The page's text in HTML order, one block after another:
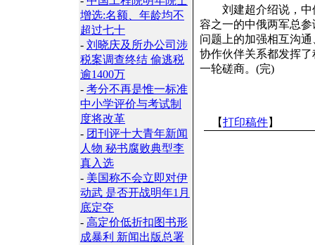
增选:名额、年龄均不
超过七十
- 刘晓庆及所办公司涉
税案调查终结 偷逃税
逾1400万
- 考分不再是惟一标准
中小学评价与考试制
度将改革
- 团刊评十大青年新闻
人物 秘书腐败典型李
真入选
- 美国称不会立即对伊
动武 是否开战明年1月
底定夺
- 高定价低折扣图书形
成暴利 新闻出版总署
刘建超介绍说，中
容之一的中俄两军总
问题上的加强相互沟
协作伙伴关系都发挥
一轮磋商。(完)
【打印稿件】